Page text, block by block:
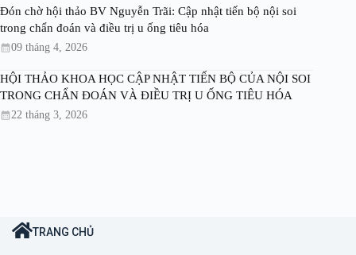
Đón chờ hội thảo BV Nguyễn Trãi: Cập nhật tiến bộ nội soi
trong chẩn đoán và điều trị u ống tiêu hóa
09 tháng 4, 2026
HỘI THẢO KHOA HỌC CẬP NHẬT TIẾN BỘ CỦA NỘI SOI
TRONG CHẨN ĐOÁN VÀ ĐIỀU TRỊ U ỐNG TIÊU HÓA
22 tháng 3, 2026
TRANG CHỦ